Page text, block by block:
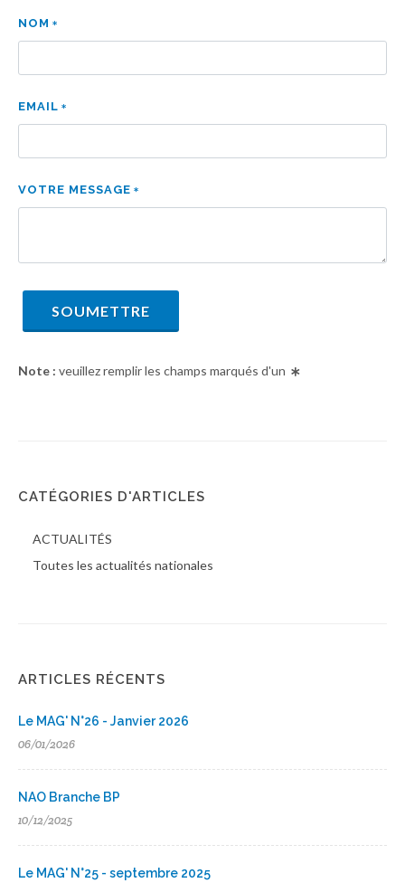
NOM
EMAIL
VOTRE MESSAGE
SOUMETTRE
Note : veuillez remplir les champs marqués d'un
CATÉGORIES D'ARTICLES
ACTUALITÉS
Toutes les actualités nationales
ARTICLES RÉCENTS
Le MAG' N°26 - Janvier 2026
06/01/2026
NAO Branche BP
10/12/2025
Le MAG' N°25 - septembre 2025